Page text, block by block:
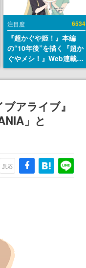
注目度 6534
『超かぐや姫！』本編
の“10年後”を描く『超か
ぐやメシ！』Web連載決
定。新たなWebマンガレ
ーベル「ビビビコミッ
タート、あのお話には…
まだ続きがある！
アライブ』
」と
反応